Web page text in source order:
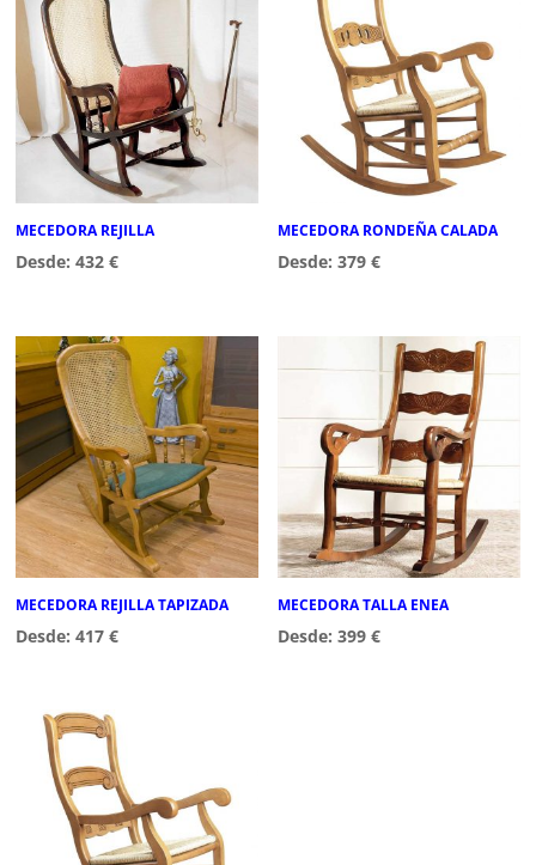
MECEDORA REJILLA
Desde:432€
MECEDORA RONDEÑA CALADA
Desde:379€
MECEDORA REJILLA TAPIZADA
Desde:417€
MECEDORA TALLA ENEA
Desde:399€